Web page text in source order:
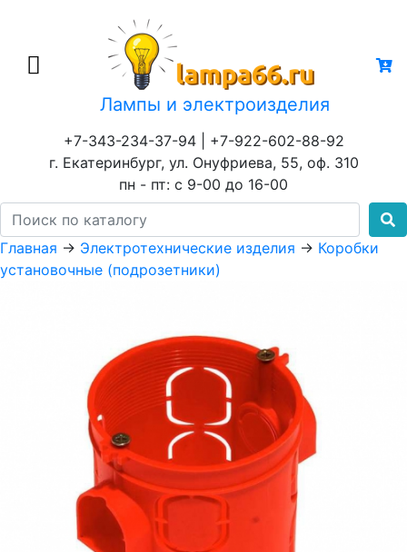
Лампы и электроизделия
+7-343-234-37-94 | +7-922-602-88-92
г. Екатеринбург, ул. Онуфриева, 55, оф. 310
пн - пт: с 9-00 до 16-00
Главная → Электротехнические изделия → Коробки
установочные (подрозетники)